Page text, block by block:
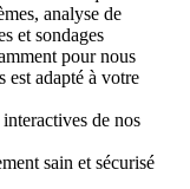
analyse de
et sondages
pour nous
est adapté à votre
de nos
sain et sécurisé